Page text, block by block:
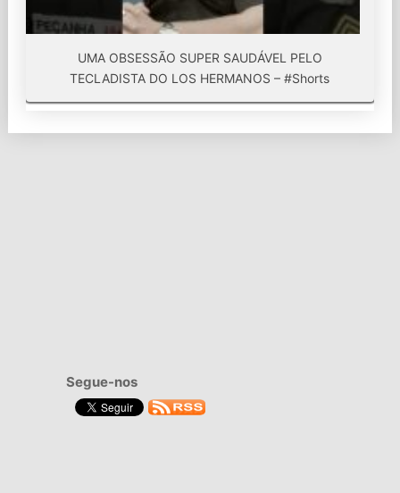
UMA OBSESSÃO SUPER SAUDÁVEL PELO
TECLADISTA DO LOS HERMANOS – #Shorts
Segue-nos